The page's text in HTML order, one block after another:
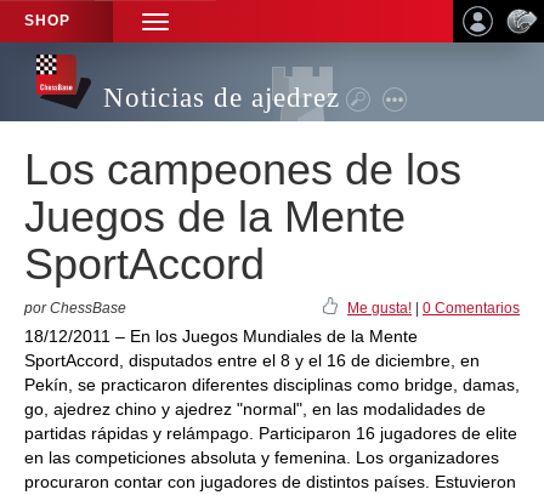
SHOP
TOGGLE
NAVIGATION
Noticias de ajedrez
Los campeones de los
Juegos de la Mente
SportAccord
por ChessBase Me gusta! 0 Comentarios
18/12/2011 – En los Juegos Mundiales de la Mente
SportAccord, disputados entre el 8 y el 16 de diciembre, en
Pekín, se practicaron diferentes disciplinas como bridge, damas,
go, ajedrez chino y ajedrez "normal", en las modalidades de
partidas rápidas y relámpago. Participaron 16 jugadores de elite
en las competiciones absoluta y femenina. Los organizadores
procuraron contar con jugadores de distintos países. Estuvieron